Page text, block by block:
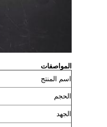
المواصفات
اسم المنتج
الحجم
الجهد